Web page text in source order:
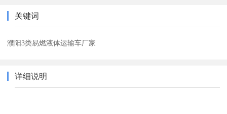
关键词
濮阳3类易燃液体运输车厂家
详细说明